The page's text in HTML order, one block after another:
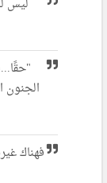
ليس
فهناك